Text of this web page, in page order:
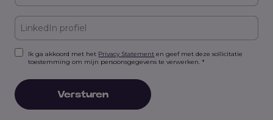
Ik ga akkoord met het Privacy Statement en geef met deze sollicitatie
toestemming om mijn persoonsgegevens te verwerken. *
Versturen